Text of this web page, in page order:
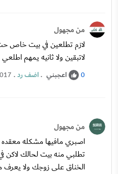
من مجهول
لازم تطلعين في بيت خاص
لاتبقين ولا ثانيه يمهم
0 اعجبني .اضف رد.
من مجهول
اصبري مافيها مشكله
تطلبي منه بيت لحالك لاكن
الخناق على زوجك ولا يعرف